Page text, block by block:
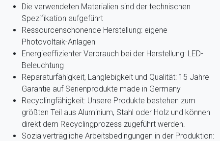
Die verwendeten Materialien sind der technischen
Spezifikation aufgeführt
Ressourcenschonende Herstellung: eigene
Photovoltaik-Anlagen
Energieeffizienter Verbrauch bei der Herstellung: LED-
Beleuchtung
Reparaturfähigkeit, Langlebigkeit und Qualität: 15 Jahre
Garantie auf Serienprodukte made in Germany
Recyclingfähigkeit: Unsere Produkte bestehen zum
größten Teil aus Aluminium, Stahl oder Holz und können
direkt dem Recyclingprozess zugeführt werden.
Sozialverträgliche Arbeitsbedingungen in der Produktion: